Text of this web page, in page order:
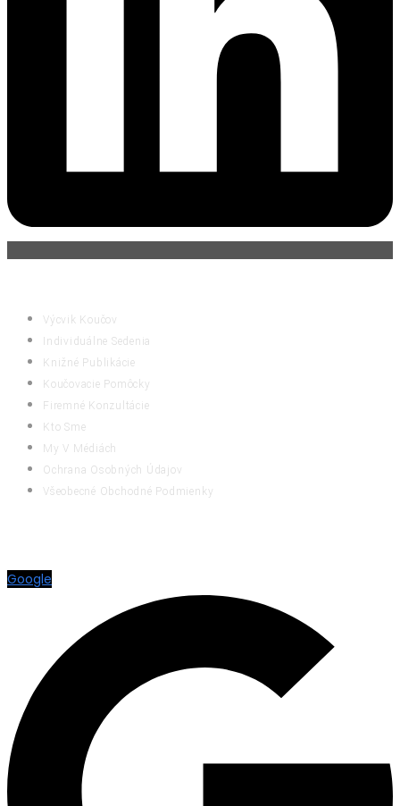
Výcvik Koučov
Individuálne Sedenia
Knižné Publikácie
Koučovacie Pomôcky
Firemné Konzultácie
Kto Sme
My V Médiách
Ochrana Osobných Údajov
Všeobecné Obchodné Podmienky
Google